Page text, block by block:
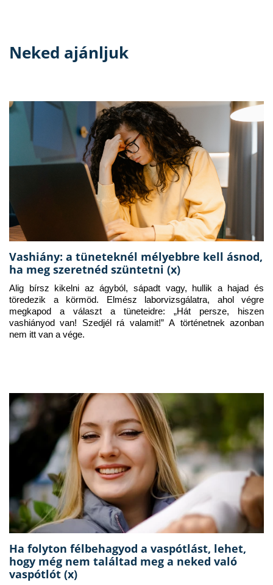
Neked ajánljuk
Vashiány: a tüneteknél mélyebbre kell ásnod,
ha meg szeretnéd szüntetni (x)
Alig bírsz kikelni az ágyból, sápadt vagy, hullik a hajad és
töredezik a körmöd. Elmész laborvizsgálatra, ahol végre
megkapod a választ a tüneteidre: „Hát persze, hiszen
vashiányod van! Szedjél rá valamit!” A történetnek azonban
nem itt van a vége.
Ha folyton félbehagyod a vaspótlást, lehet,
hogy még nem találtad meg a neked való
vaspótlót (x)